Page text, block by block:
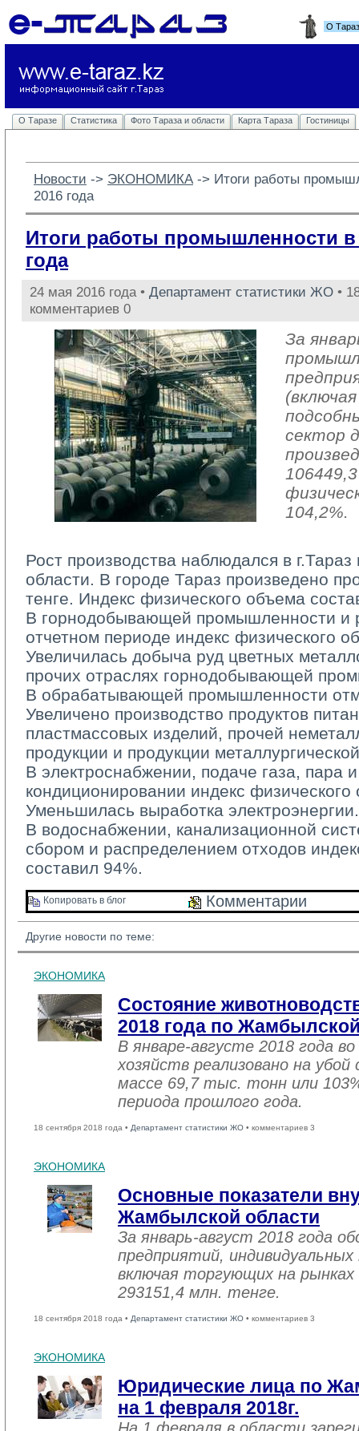
О
О Таразе Статистика Фото Тараза и области Карта Тараза Гостиницы
Новости -> ЭКОНОМИКА -> Итоги работы
2016 года
Итоги работы промышленности в
года
24 мая 2016 года • Департамент статистики ЖО •
комментариев 0
За
сектор
104,2%.
Рост производства наблюдался в
области. В городе Тараз произведено
тенге. Индекс физического объема
В горнодобывающей промышленности и
отчетном периоде индекс физического
Увеличилась добыча руд цветных
прочих отраслях горнодобывающей
В обрабатывающей промышленности
Увеличено производство продуктов
пластмассовых изделий, прочей
продукции и продукции
В электроснабжении, подаче газа, пара
кондиционировании индекс
Уменьшилась выработка электроэнергии.
В водоснабжении, канализационной
сбором и распределением отходов
составил 94%.
Копировать в блог Комментарии
Другие новости по теме:
ЭКОНОМИКА
Состояние
2018 года по
В январе-августе 2018 года
хозяйств реализовано на
массе 69,7 тыс. тонн или
периода прошлого года.
18 сентября 2018 года • Департамент статистики ЖО • комментариев 3
ЭКОНОМИКА
Основные показатели
Жамбылской области
За январь-август 2018 года
предприятий,
включая торгующих на рынках
293151,4 млн. тенге.
18 сентября 2018 года • Департамент статистики ЖО • комментариев 3
ЭКОНОМИКА
Юридические лица по
на 1 февраля 2018г.